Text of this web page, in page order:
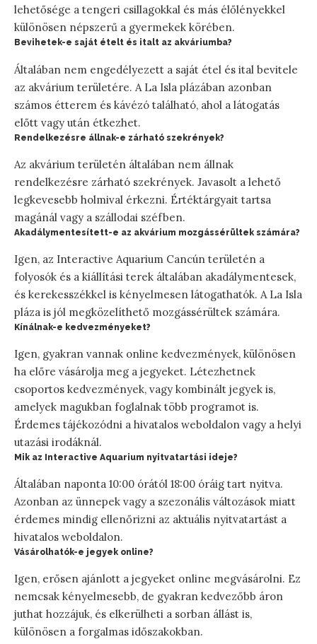
lehetősége a tengeri csillagokkal és más élőlényekkel
különösen népszerű a gyermekek körében.
Bevihetek-e saját ételt és italt az akváriumba?
Általában nem engedélyezett a saját étel és ital bevitele
az akvárium területére. A La Isla plázában azonban
számos étterem és kávézó található, ahol a látogatás
előtt vagy után étkezhet.
Rendelkezésre állnak-e zárható szekrények?
Az akvárium területén általában nem állnak
rendelkezésre zárható szekrények. Javasolt a lehető
legkevesebb holmival érkezni. Értéktárgyait tartsa
magánál vagy a szállodai széfben.
Akadálymentesített-e az akvárium mozgássérültek számára?
Igen, az Interactive Aquarium Cancún területén a
folyosók és a kiállítási terek általában akadálymentesek,
és kerekesszékkel is kényelmesen látogathatók. A La Isla
pláza is jól megközelíthető mozgássérültek számára.
Kínálnak-e kedvezményeket?
Igen, gyakran vannak online kedvezmények, különösen
ha előre vásárolja meg a jegyeket. Létezhetnek
csoportos kedvezmények, vagy kombinált jegyek is,
amelyek magukban foglalnak több programot is.
Érdemes tájékozódni a hivatalos weboldalon vagy a helyi
utazási irodáknál.
Mik az Interactive Aquarium nyitvatartási ideje?
Általában naponta 10:00 órától 18:00 óráig tart nyitva.
Azonban az ünnepek vagy a szezonális változások miatt
érdemes mindig ellenőrizni az aktuális nyitvatartást a
hivatalos weboldalon.
Vásárolhatók-e jegyek online?
Igen, erősen ajánlott a jegyeket online megvásárolni. Ez
nemcsak kényelmesebb, de gyakran kedvezőbb áron
juthat hozzájuk, és elkerülheti a sorban állást is,
különösen a forgalmas időszakokban.